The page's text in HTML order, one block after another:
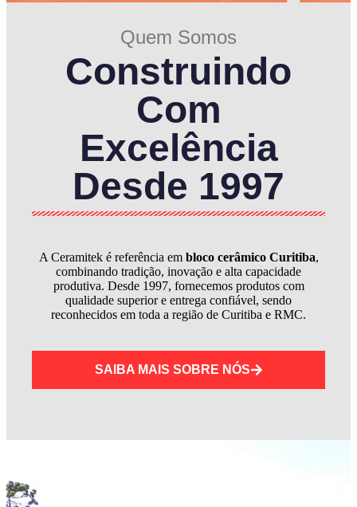
Quem Somos
Construindo
Com
Excelência
Desde 1997
A Ceramitek é referência em bloco cerâmico Curitiba,
combinando tradição, inovação e alta capacidade
produtiva. Desde 1997, fornecemos produtos com
qualidade superior e entrega confiável, sendo
reconhecidos em toda a região de Curitiba e RMC.
SAIBA MAIS SOBRE NÓS